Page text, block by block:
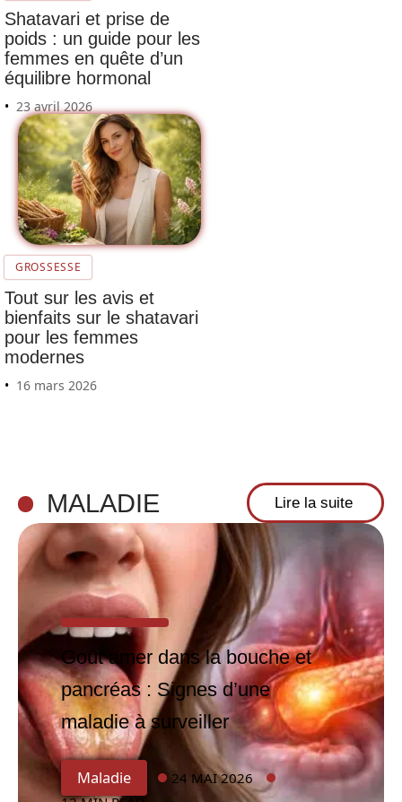
Shatavari et prise de
poids : un guide pour les
femmes en quête d’un
équilibre hormonal
23 avril 2026
GROSSESSE
Tout sur les avis et
bienfaits sur le shatavari
pour les femmes
modernes
16 mars 2026
MALADIE Lire la suite
Goût amer dans la bouche et
pancréas : Signes d’une
maladie à surveiller
Maladie
24 MAI 2026